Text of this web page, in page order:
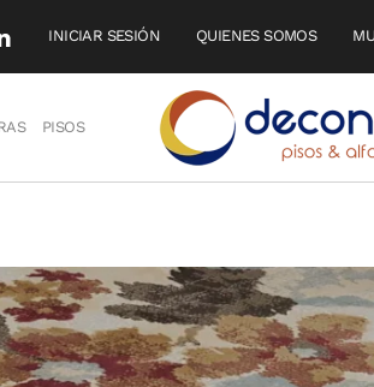
INICIAR SESIÓN QUIENES SOMOS
PISOS